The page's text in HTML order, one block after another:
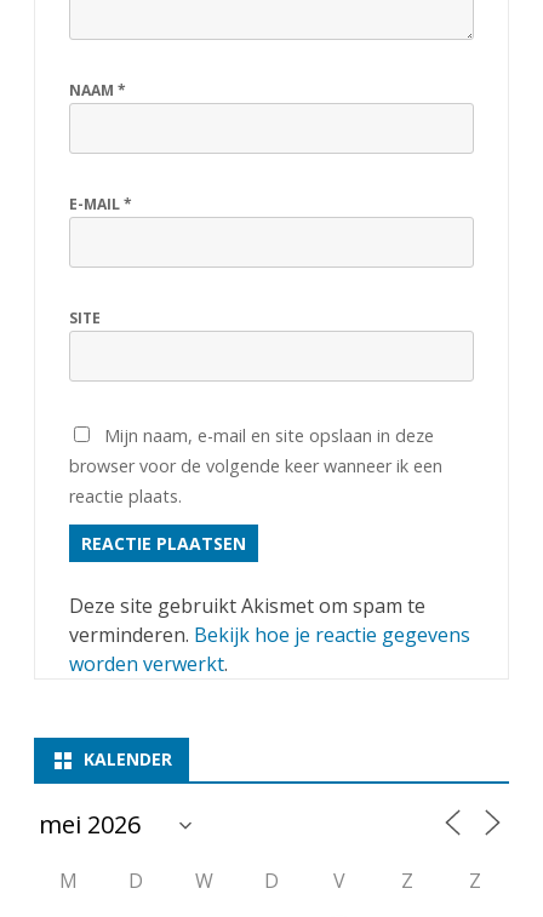
NAAM *
E-MAIL*
SITE
Mijn naam, e-mail en site opslaan in deze
browser voor de volgende keer wanneer ik een
reactie plaats.
Deze site gebruikt Akismet om spam te
verminderen. Bekijk hoe je reactie gegevens
worden verwerkt.
KALENDER
M D W D V Z
Z